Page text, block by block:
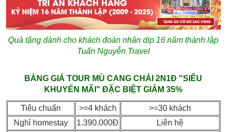
Quà tặng dành cho khách đoàn nhân dịp 16 năm thành lập
Tuấn Nguyễn Travel
BẢNG GIÁ TOUR MÙ CANG CHẢI 2N1Đ "SIÊU
KHUYẾN MÃI" ĐẶC BIỆT GIẢM 35%
Tiêu chuẩn >=4 khách
>=30 khách
Nghỉ homestay
1.390.000Đ
Liên hệ